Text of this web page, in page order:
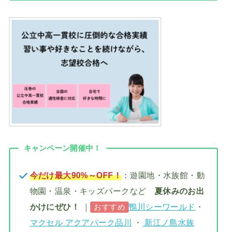
キャンペーン開催中！
今だけ最大90%～OFF！：遊園地・水族館・動
物園・温泉・キッズパークなど 夏休みのお出
かけにぜひ！
｜ おすすめ 鴨川シーワールド ・
マクセル アクアパーク品川
・
新江ノ島水族